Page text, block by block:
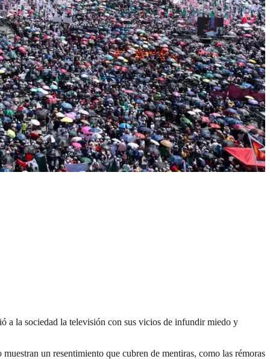
a la sociedad la televisión con sus vicios de infundir miedo y
un resentimiento que cubren de mentiras, como las rémoras